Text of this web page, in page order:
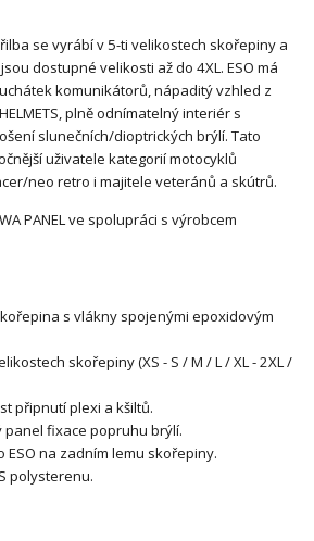
se vyrábí v 5-ti velikostech skořepiny a
dostupné velikosti až do 4XL. ESO má
komunikátorů, nápaditý vzhled z
plně odnímatelný interiér s
slunečních/dioptrických brýlí. Tato
uživatele kategorií motocyklů
neo retro i majitele veteránů a skútrů.
PANEL ve spolupráci s výrobcem
s vlákny spojenými epoxidovým
skořepiny (XS - S / M / L / XL - 2XL /
připnutí plexi a kšiltů.
panel fixace popruhu brýlí.
ESO na zadním lemu skořepiny.
polysterenu.